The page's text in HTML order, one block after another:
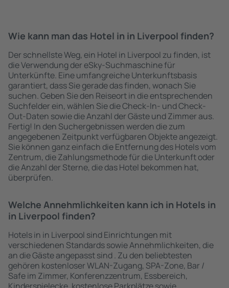
Wie kann man das Hotel in in Liverpool finden?
Der schnellste Weg, ein Hotel in Liverpool zu finden, ist
die Verwendung der eSky-Suchmaschine für
Unterkünfte. Eine umfangreiche Unterkunftsbasis
garantiert, dass Sie gerade das finden, wonach Sie
suchen. Geben Sie den Reiseort in die entsprechenden
Suchfelder ein, wählen Sie die Check-In- und Check-
Out-Daten sowie die Anzahl der Gäste und Zimmer aus.
Fertig! In den Suchergebnissen werden die zum
angegebenen Zeitpunkt verfügbaren Objekte angezeigt.
Sie können ganz einfach die Entfernung des Hotels vom
Zentrum, die Zahlungsmethode für die Unterkunft oder
die Anzahl der Sterne, die das Hotel bekommen hat,
überprüfen.
Welche Annehmlichkeiten kann ich in Hotels in
in Liverpool finden?
Hotels in in Liverpool sind Einrichtungen mit
verschiedenen Standards sowie Annehmlichkeiten, die
an die Gäste angepasst sind . Zu den beliebtesten
gehören kostenloser WLAN-Zugang, SPA-Zone, Bar /
Safe im Zimmer, Konferenzzentrum, Essbereich,